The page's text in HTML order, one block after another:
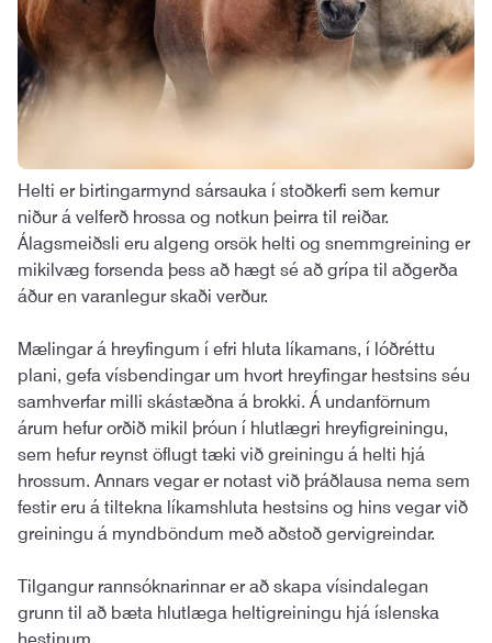
Helti er birtingarmynd sársauka í stoðkerfi sem kemur
niður á velferð hrossa og notkun þeirra til reiðar.
Álagsmeiðsli eru algeng orsök helti og snemmgreining er
mikilvæg forsenda þess að hægt sé að grípa til aðgerða
áður en varanlegur skaði verður.
Mælingar á hreyfingum í efri hluta líkamans, í lóðréttu
plani, gefa vísbendingar um hvort hreyfingar hestsins séu
samhverfar milli skástæðna á brokki. Á undanförnum
árum hefur orðið mikil þróun í hlutlægri hreyfigreiningu,
sem hefur reynst öflugt tæki við greiningu á helti hjá
hrossum. Annars vegar er notast við þráðlausa nema sem
festir eru á tiltekna líkamshluta hestsins og hins vegar við
greiningu á myndböndum með aðstoð gervigreindar.
Tilgangur rannsóknarinnar er að skapa vísindalegan
grunn til að bæta hlutlæga heltigreiningu hjá íslenska